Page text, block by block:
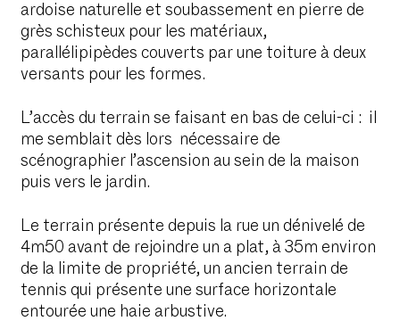
ardoise naturelle et soubassement en pierre de
grès schisteux pour les matériaux,
parallélipipèdes couverts par une toiture à deux
versants pour les formes.
L’accès du terrain se faisant en bas de celui-ci : il
me semblait dès lors nécessaire de
scénographier l’ascension au sein de la maison
puis vers le jardin.
Le terrain présente depuis la rue un dénivelé de
4m50 avant de rejoindre un a plat, à 35m environ
de la limite de propriété, un ancien terrain de
tennis qui présente une surface horizontale
entourée une haie arbustive.